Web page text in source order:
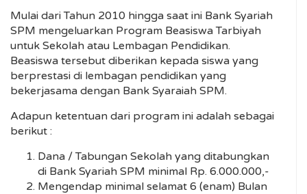
Mulai dari Tahun 2010 hingga saat ini Bank Syariah
SPM mengeluarkan Program Beasiswa Tarbiyah
untuk Sekolah atau Lembagan Pendidikan.
Beasiswa tersebut diberikan kepada siswa yang
berprestasi di lembagan pendidikan yang
bekerjasama dengan Bank Syaraiah SPM.
Adapun ketentuan dari program ini adalah sebagai
berikut :
Dana / Tabungan Sekolah yang ditabungkan
di Bank Syariah SPM minimal Rp. 6.000.000,-
Mengendap minimal selamat 6 (enam) Bulan